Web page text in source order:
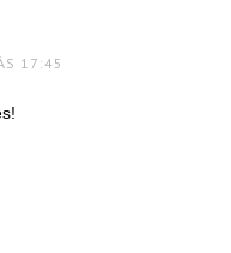
17:45